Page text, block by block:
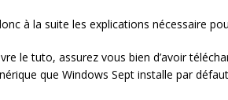
à la suite les explications nécessaire
le tuto, assurez vous bien d’avoir
que Windows Sept installe par